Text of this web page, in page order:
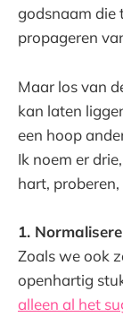
godsnaam die
propageren
Maar los van
kan laten
een hoop
Ik noem er
hart,
1.
Zoals we ook
openhartig
alleen al het